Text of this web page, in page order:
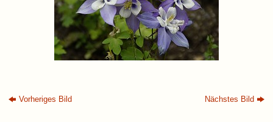
Vorheriges Bild Nächstes Bild